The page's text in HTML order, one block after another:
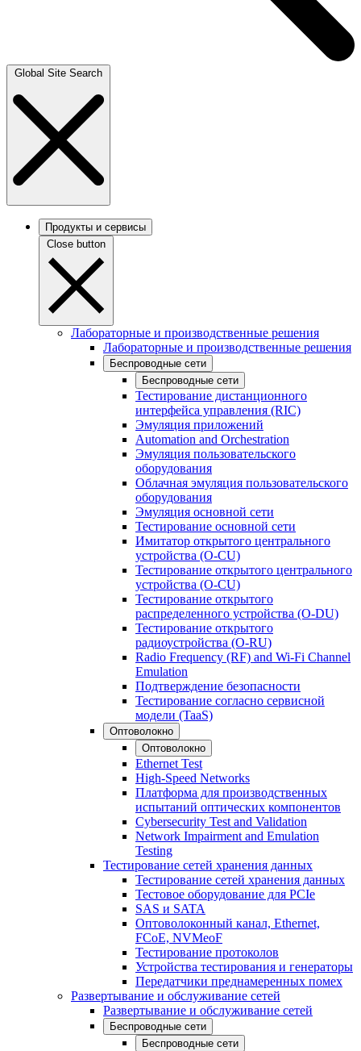
Global Site Search
Продукты и сервисы
Close button
Лабораторные и производственные решения
Лабораторные и производственные решения
Беспроводные сети
Беспроводные сети
Тестирование дистанционного
интерфейса управления (RIC)
Эмуляция приложений
Automation and Orchestration
Эмуляция пользовательского
оборудования
Облачная эмуляция пользовательского
оборудования
Эмуляция основной сети
Тестирование основной сети
Имитатор открытого центрального
устройства (O-CU)
Тестирование открытого центрального
устройства (O-CU)
Тестирование открытого
распределенного устройства (O-DU)
Тестирование открытого
радиоустройства (O-RU)
Radio Frequency (RF) and Wi-Fi Channel
Emulation
Подтверждение безопасности
Тестирование согласно сервисной
модели (TaaS)
Оптоволокно
Оптоволокно
Ethernet Test
High-Speed Networks
Платформа для производственных
испытаний оптических компонентов
Cybersecurity Test and Validation
Network Impairment and Emulation
Testing
Тестирование сетей хранения данных
Тестирование сетей хранения данных
Тестовое оборудование для PCIe
SAS и SATA
Оптоволоконный канал, Ethernet,
FCoE, NVMeoF
Тестирование протоколов
Устройства тестирования и генераторы
Передатчики преднамеренных помех
Развертывание и обслуживание сетей
Развертывание и обслуживание сетей
Беспроводные сети
Беспроводные сети